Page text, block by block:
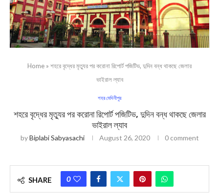
Home » শহরে বৃদ্ধের মৃত্যুর পর করোনা রিপোর্ট পজিটিভ, দুদিন বন্ধ থাকছে জেলার
ভাইরাল ল্যাব
শহর মেদিনীপুর
শহরে বৃদ্ধের মৃত্যুর পর করোনা রিপোর্ট পজিটিভ, দুদিন বন্ধ থাকছে জেলার
ভাইরাল ল্যাব
byBiplabi Sabyasachi August 26, 2020 0 comment
SHARE 0